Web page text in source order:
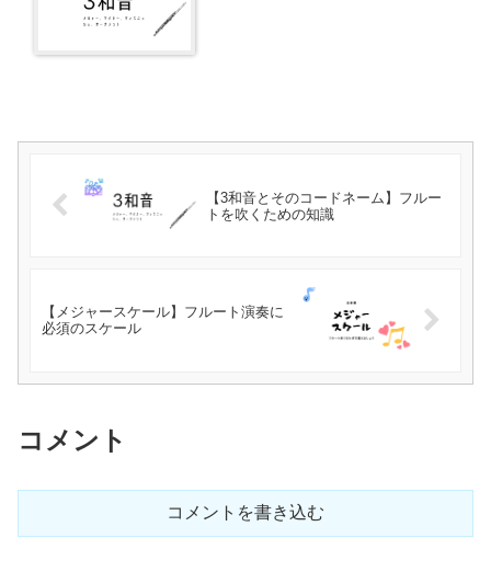
【3和音とそのコードネーム】フルー
トを吹くための知識
【メジャースケール】フルート演奏に
必須のスケール
コメント
コメントを書き込む